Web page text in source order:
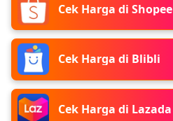
Cek Harga di Shopee
Cek Harga di Blibli
Cek Harga di Lazada